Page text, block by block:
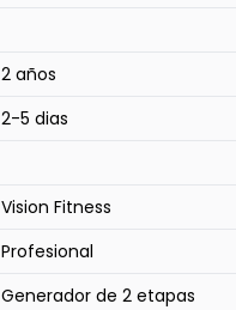
2 años
2-5 dias
Vision Fitness
Profesional
Generador de 2 etapas